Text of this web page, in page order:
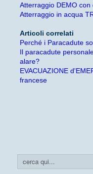
Atterraggio DEMO con
Atterraggio in acqua
Articoli correlati
Perché i Paracadute
Il paracadute
alare?
EVACUAZIONE
francese